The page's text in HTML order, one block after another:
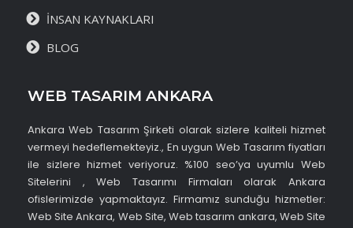
İNSAN KAYNAKLARI
BLOG
WEB TASARIM ANKARA
Ankara Web Tasarım Şirketi olarak sizlere kaliteli hizmet
vermeyi hedeflemekteyiz., En uygun Web Tasarım fiyatları
ile sizlere hizmet veriyoruz. %100 seo’ya uyumlu Web
Sitelerini , Web Tasarımı Firmaları olarak Ankara
ofislerimizde yapmaktayız. Firmamız sunduğu hizmetler:
Web Site Ankara, Web Site, Web tasarım ankara, Web Site